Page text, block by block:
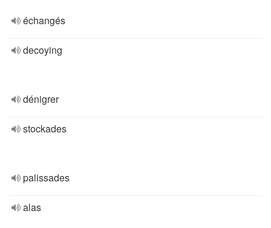
échangés
decoying
dénigrer
stockades
palissades
alas